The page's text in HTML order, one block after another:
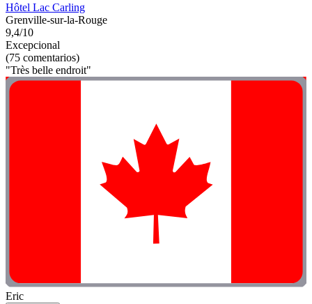
Hôtel Lac Carling
Grenville-sur-la-Rouge
9,4/10
Excepcional
(75 comentarios)
"Très belle endroit"
Eric